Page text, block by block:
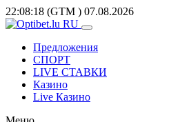
22:08:18 (GTM ) 07.08.2026
Предложения
СПОРТ
LIVE СТАВКИ
Казино
Live Казино